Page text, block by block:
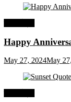
Happy
May 27, 2024May